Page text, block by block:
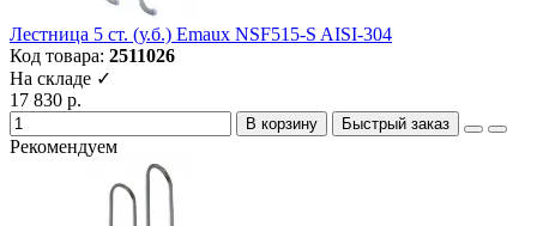
Лестница 5 ст. (у.б.) Emaux NSF515-S AISI-304
Код товара: 2511026
На складе ✓
17 830 р.
В корзину Быстрый заказ
Рекомендуем